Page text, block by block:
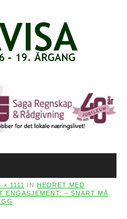
× 1111 IN
HEDRET MED
ENGASJEMENT: – SNART MÅ